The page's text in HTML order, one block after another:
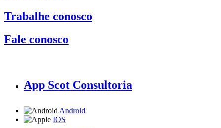
Trabalhe conosco
Fale conosco
App Scot Consultoria
Android
IOS